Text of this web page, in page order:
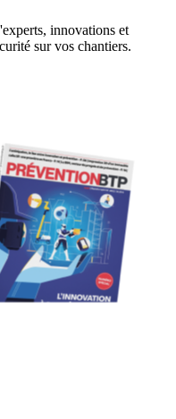
innovations et
sur vos chantiers.